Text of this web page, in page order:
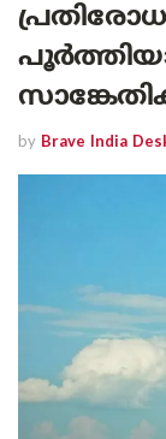
by Brave India